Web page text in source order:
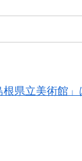
根県立美術館